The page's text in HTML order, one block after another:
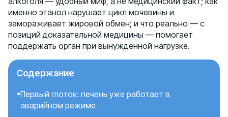
именно этанол нарушает цикл мочевины и
замораживает жировой обмен; и что реально — с
позиций доказательной медицины — помогает
поддержать орган при вынужденной нагрузке.
Содержание
Первый глоток: печень уже работает в
аварийном режиме